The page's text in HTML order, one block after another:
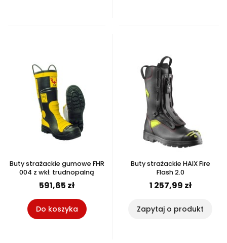
Buty strażackie gumowe FHR
004 z wkł. trudnopalną
591,65 zł
Do koszyka
Buty strażackie HAIX Fire
Flash 2.0
1 257,99 zł
Zapytaj o produkt